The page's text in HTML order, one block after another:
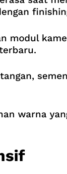
modul
warna